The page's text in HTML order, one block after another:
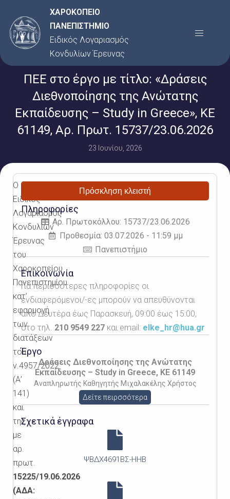
στο
περιεχόμενο
ΧΑΡΟΚΟΠΕΙΟ
ΠΑΝΕΠΙΣΤΗΜΙΟ
Ειδικός Λογαριασμός
Κονδυλίων Έρευνας
Menu
ΠΕΕ στο έργο με τίτλο: «Δράσεις
Διεθνοποίησης της Ανώτατης
Εκπαίδευσης – Study in Greece», ΚΕ
61149, Αρ. Πρωτ. 15737/23.06.2026
23 Ιουνίου, 2026
Ο
Ειδικός
Λογαριασμός
Κονδυλίων
Έρευνας
του
Χαροκοπείου
Πανεπιστημίου
κατ’
εφαρμογή
των
διατάξεων
του
ν.4957/2022
(Α’
141)
και
της
με
αρ.
πρωτ.
15225/19.06.2026
(ΑΔΑ:
Πρόσκληση κλειστή
Πληροφορίες
Αρ. Πρωτοκόλλου: 15737/23.06.2026
Προθεσμία: 03.07.2026 - 11:59 μμ
Πανεπιστήμιο
Επικοινωνία
Για περισσότερες πληροφορίες οι
ενδιαφερόμενοι/-ες μπορούν να απευθύνονται
από Δευτέρα έως Παρασκευή, 09:00 έως 15:00,
στο τηλ. 210 9549 227 και email: elke_hr@hua.gr
Έργο
Δράσεις Διεθνοποίησης της Ανώτατης
Εκπαίδευσης – Study in Greece, KE 61149
Αναπληρωτής Καθηγητής Μιχαλακέλης Χρήστος
Δείτε πειρσσότερα
Σχετικά έγγραφα
ΨΒΔΧ4691ΒΣ-ΗΗΒ